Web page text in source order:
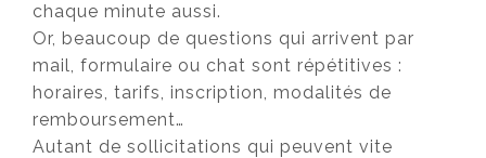
chaque minute aussi.
Or, beaucoup de questions qui arrivent par
mail, formulaire ou chat sont répétitives :
horaires, tarifs, inscription, modalités de
remboursement…
Autant de sollicitations qui peuvent vite